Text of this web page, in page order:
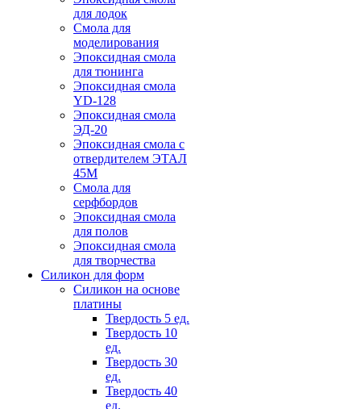
для лодок
Смола для
моделирования
Эпоксидная смола
для тюнинга
Эпоксидная смола
YD-128
Эпоксидная смола
ЭД-20
Эпоксидная смола с
отвердителем ЭТАЛ
45М
Смола для
серфбордов
Эпоксидная смола
для полов
Эпоксидная смола
для творчества
Силикон для форм
Силикон на основе
платины
Твердость 5 ед.
Твердость 10
ед.
Твердость 30
ед.
Твердость 40
ед.